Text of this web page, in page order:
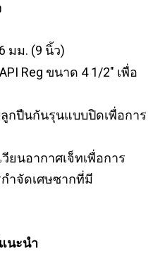
มม. (9 นิ้ว)
Reg ขนาด 4 1/2" เพื่อ
กปืนกันรุนแบบปิดเพื่อการ
ยนอากาศเจ็ทเพื่อการ
ำจัดเศษซากที่มี
นะนำ